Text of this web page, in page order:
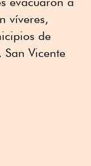
víveres,
de
San Vicente